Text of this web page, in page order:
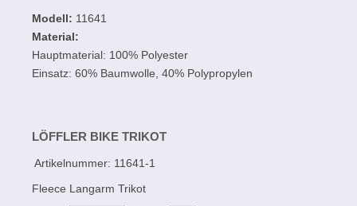
Modell: 11641
Material:
Hauptmaterial: 100% Polyester
Einsatz: 60% Baumwolle, 40% Polypropylen
LÖFFLER BIKE TRIKOT
Artikelnummer: 11641-1
Fleece Langarm Trikot